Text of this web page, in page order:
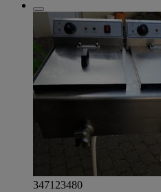
347123480